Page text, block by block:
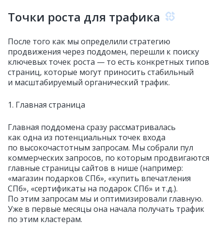
Точки роста для трафика
После того как мы определили стратегию
продвижения через поддомен, перешли к поиску
ключевых точек роста — то есть конкретных типов
страниц, которые могут приносить стабильный
и масштабируемый органический трафик.
1. Главная страница
Главная поддомена сразу рассматривалась
как одна из потенциальных точек входа
по высокочастотным запросам. Мы собрали пул
коммерческих запросов, по которым продвигаются
главные страницы сайтов в нише (например:
«магазин подарков СПб», «купить впечатления
СПб», «сертификаты на подарок СПб» и т.д.).
По этим запросам мы и оптимизировали главную.
Уже в первые месяцы она начала получать трафик
по этим кластерам.